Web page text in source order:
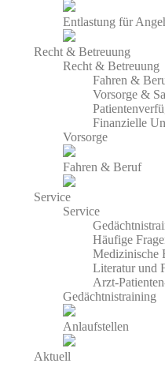
Entlastung für
Recht & Betreuung
Recht & Betreuung
Fahren &
Vorsorge &
Finanzielle
Vorsorge
Fahren & Beruf
Service
Service
Häufige
Medizinische
Literatur und
Arzt-
Gedächtnistraining
Anlaufstellen
Aktuell